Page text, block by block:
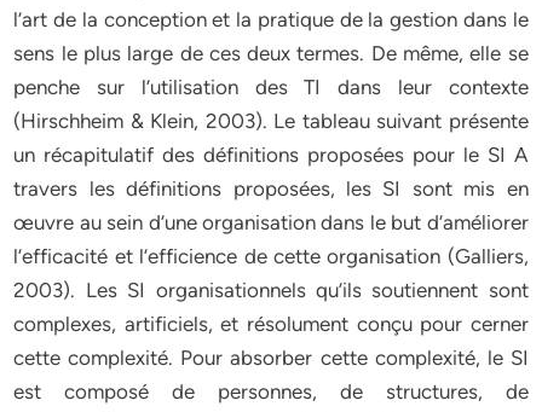
l’art de la conception et la pratique de la gestion dans le
sens le plus large de ces deux termes. De même, elle se
penche sur l’utilisation des TI dans leur contexte
(Hirschheim & Klein, 2003). Le tableau suivant présente
un récapitulatif des définitions proposées pour le SI A
travers les définitions proposées, les SI sont mis en
œuvre au sein d’une organisation dans le but d’améliorer
l’efficacité et l’efficience de cette organisation (Galliers,
2003). Les SI organisationnels qu’ils soutiennent sont
complexes, artificiels, et résolument conçu pour cerner
cette complexité. Pour absorber cette complexité, le SI
est composé de personnes, de structures, de